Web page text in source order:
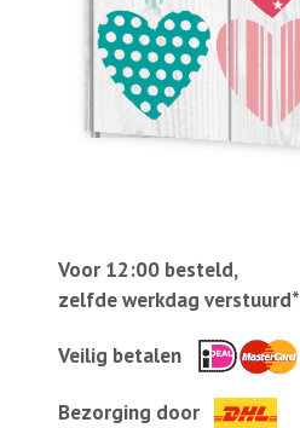
Voor 12:00 besteld,
zelfde werkdag verstuurd*
Veilig betalen
Bezorging door